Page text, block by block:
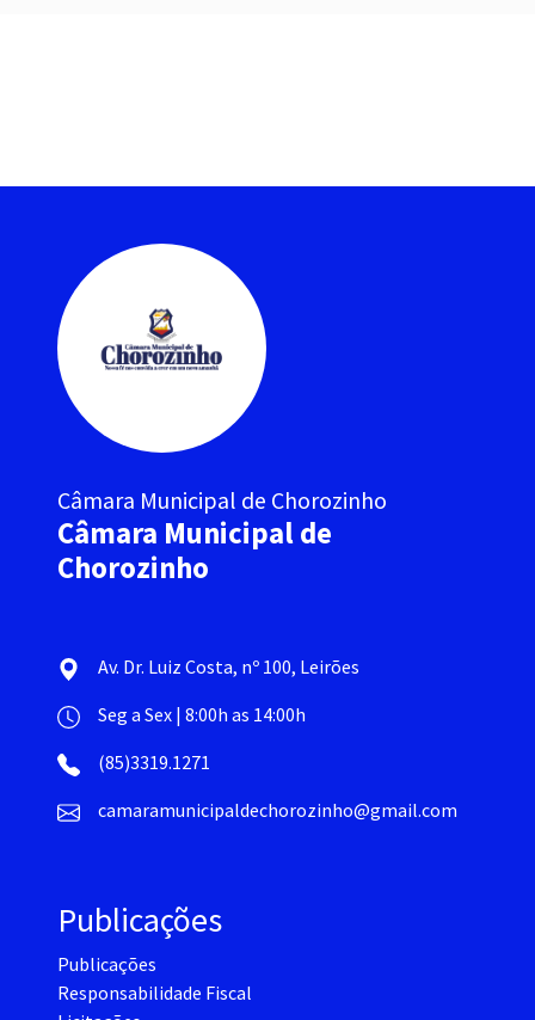
Câmara Municipal de Chorozinho
Câmara Municipal de
Chorozinho
Av. Dr. Luiz Costa, nº 100, Leirões
Seg a Sex | 8:00h as 14:00h
(85)3319.1271
camaramunicipaldechorozinho@gmail.com
Publicações
Publicações
Responsabilidade Fiscal